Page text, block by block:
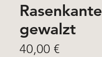
Rasenkante
gewalzt
40,00 €Price